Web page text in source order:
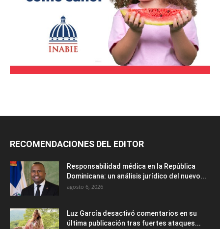
RECOMENDACIONES DEL EDITOR
Responsabilidad médica en la República
Dominicana: un análisis jurídico del nuevo...
agosto 6, 2026
Luz García desactivó comentarios en su
última publicación tras fuertes ataques...